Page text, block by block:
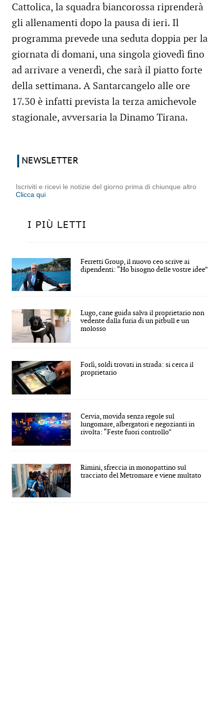
Cattolica, la squadra biancorossa riprenderà
gli allenamenti dopo la pausa di ieri. Il
programma prevede una seduta doppia per la
giornata di domani, una singola giovedì fino
ad arrivare a venerdì, che sarà il piatto forte
della settimana. A Santarcangelo alle ore
17.30 è infatti prevista la terza amichevole
stagionale, avversaria la Dinamo Tirana.
NEWSLETTER
Iscriviti e ricevi le notizie del giorno prima di chiunque altro
Clicca qui
I PIÙ LETTI
Ferretti Group, il nuovo ceo scrive ai
dipendenti: “Ho bisogno delle vostre idee”
Lugo, cane guida salva il proprietario non
vedente dalla furia di un pitbull e un
molosso
Forlì, soldi trovati in strada: si cerca il
proprietario
Cervia, movida senza regole sul
lungomare, albergatori e negozianti in
rivolta: “Feste fuori controllo”
Rimini, sfreccia in monopattino sul
tracciato del Metromare e viene multato